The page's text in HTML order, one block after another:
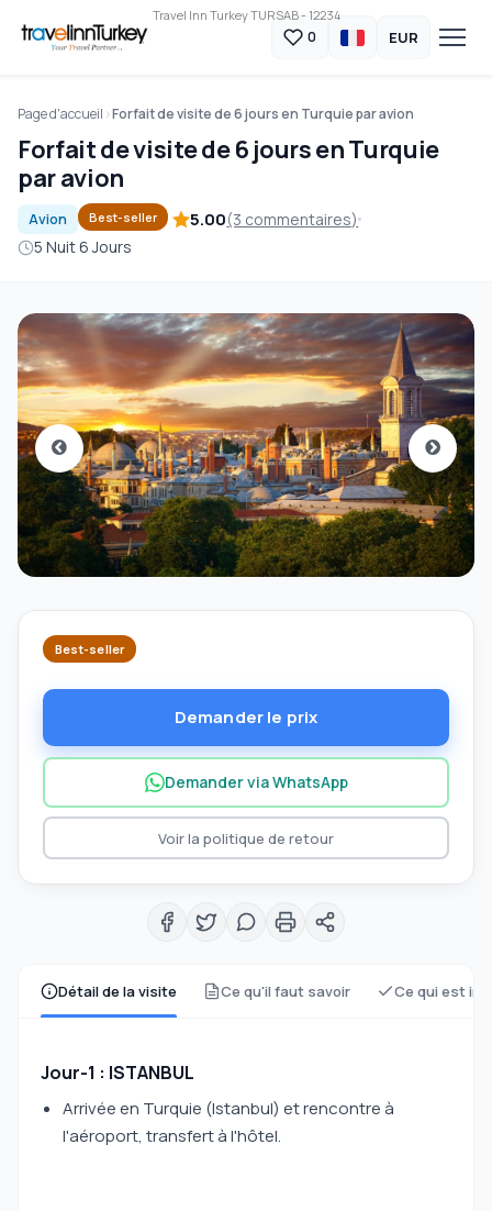
Travel Inn Turkey TURSAB - 12234
0 EUR
Page d'accueil Forfait de visite de 6 jours en Turquie par avion
Forfait de visite de 6 jours en Turquie
par avion
Avion Best-seller 5.00(3 commentaires)
5 Nuit 6 Jours
Détail de la visite Ce qu'il faut savoir Ce qui est
Jour-1 : ISTANBUL
Arrivée en Turquie (Istanbul) et rencontre à
l'aéroport, transfert à l'hôtel.
Best-seller
Demander le prix
Demander via WhatsApp
Voir la politique de retour